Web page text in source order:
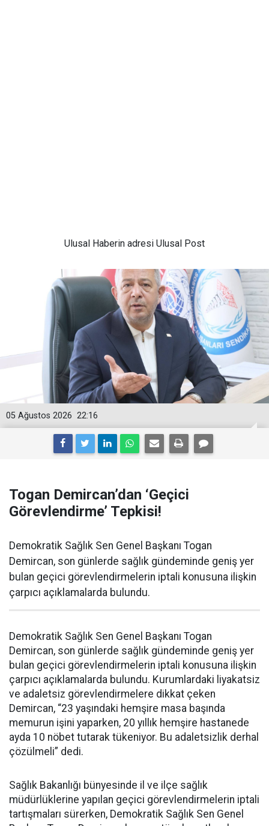
Ulusal Haberin adresi Ulusal Post
22:16
05 Ağustos 2026
Togan Demircan’dan ‘Geçici
Görevlendirme’ Tepkisi!
Demokratik Sağlık Sen Genel Başkanı Togan
Demircan, son günlerde sağlık gündeminde geniş yer
bulan geçici görevlendirmelerin iptali konusuna ilişkin
çarpıcı açıklamalarda bulundu.
Demokratik Sağlık Sen Genel Başkanı Togan
Demircan, son günlerde sağlık gündeminde geniş yer
bulan geçici görevlendirmelerin iptali konusuna ilişkin
çarpıcı açıklamalarda bulundu. Kurumlardaki liyakatsiz
ve adaletsiz görevlendirmelere dikkat çeken
Demircan, “23 yaşındaki hemşire masa başında
memurun işini yaparken, 20 yıllık hemşire hastanede
ayda 10 nöbet tutarak tükeniyor. Bu adaletsizlik derhal
çözülmeli” dedi.
Sağlık Bakanlığı bünyesinde il ve ilçe sağlık
müdürlüklerine yapılan geçici görevlendirmelerin iptali
tartışmaları sürerken, Demokratik Sağlık Sen Genel